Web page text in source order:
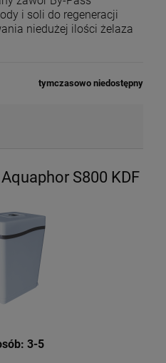
i soli do regeneracji
niedużej ilości żelaza
tymczasowo niedostępny
S800 KDF
3-5